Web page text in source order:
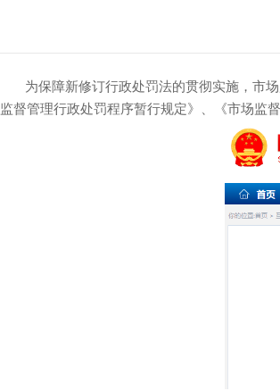
为保障新修订行政处罚法的贯彻实施，市场
监督管理行政处罚程序暂行规定》、《市场监